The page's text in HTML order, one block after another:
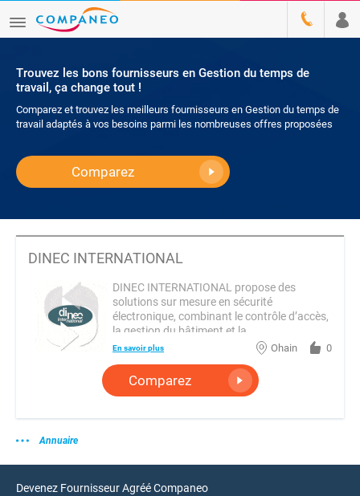
Trouvez les bons fournisseurs en Gestion du temps de
travail, ça change tout !
Comparez et trouvez les meilleurs fournisseurs en Gestion du temps de
travail adaptés à vos besoins parmi les nombreuses offres proposées
Comparez
DINEC INTERNATIONAL
DINEC INTERNATIONAL propose des
solutions sur mesure en sécurité
électronique, combinant le contrôle d’accès,
la gestion du bâtiment et la...
En savoir plus Ohain 0
Comparez
Annuaire
Devenez Fournisseur Agréé Companeo